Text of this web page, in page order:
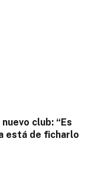
club: “Es
está de ficharlo